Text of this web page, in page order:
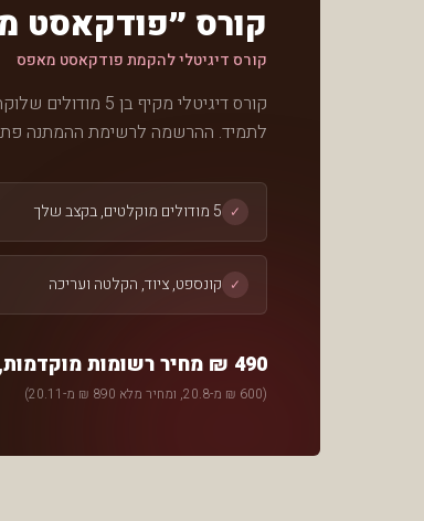
קורס ״פודקאסט
קורס דיגיטלי להקמת פודקאסט מאפס
קורס דיגיטלי
לתמיד. ההרשמה לרשימת ההמתנה פתוחה עכשיו
✓ 5 מודולים מוקלטים, בקצב שלך
✓ קונספט, ציוד, הקלטה ועריכה
490 ₪ מחיר רשומות מוקדמות, כולל מע״מ
(600 ₪ מ-20.8, ומחיר מלא 890 ₪ מ-20.11 )